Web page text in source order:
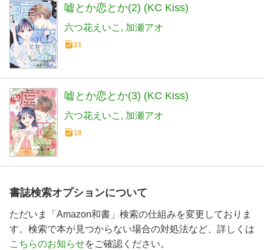
嘘とか恋とか(2) (KC Kiss)
六つ花えいこ 加瀬アオ
21
嘘とか恋とか(3) (KC Kiss)
六つ花えいこ 加瀬アオ
18
書誌検索オプションについて
ただいま「Amazon和書」検索の仕組みを変更しておりま
す。検索で本が見つからない場合の対処法など、詳しくは
こちらのお知らせをご確認ください。